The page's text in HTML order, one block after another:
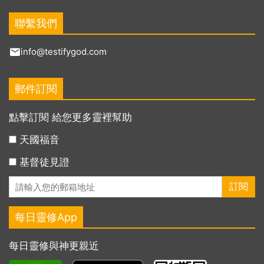
聯繫我們
info@testifygod.com
郵件訂閱
點擊訂閱 給您更多靈裡幫助
天國福音
基督徒見證
每日靈修App
每日靈修與神更親近